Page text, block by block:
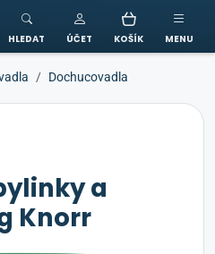
HLEDAT ÚČET KOŠÍK MENU
Dochucovadla
a
Knorr